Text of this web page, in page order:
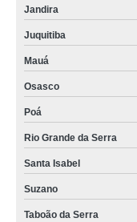
Jandira
Juquitiba
Mauá
Osasco
Poá
Rio Grande da Serra
Santa Isabel
Suzano
Taboão da Serra